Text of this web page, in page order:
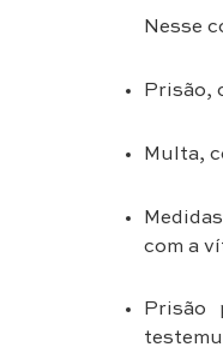
Nesse
Prisão,
Multa,
com a
Prisão